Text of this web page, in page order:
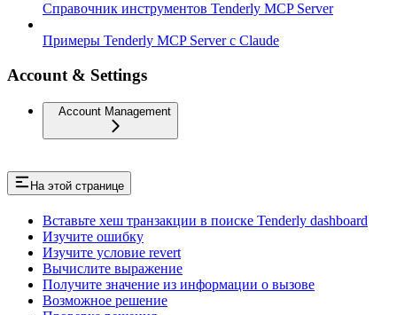
Справочник инструментов Tenderly MCP Server
Примеры Tenderly MCP Server с Claude
Account & Settings
Account Management
На этой странице
Вставьте хеш транзакции в поиске Tenderly dashboard
Изучите ошибку
Изучите условие revert
Вычислите выражение
Получите значение из информации о вызове
Возможное решение